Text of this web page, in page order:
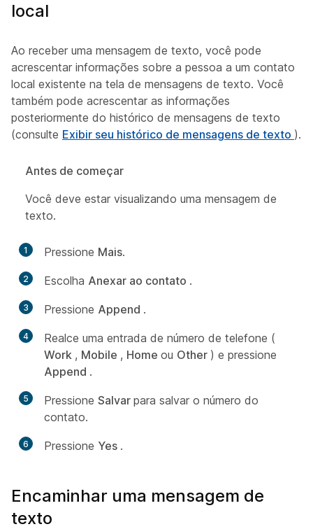
local
Ao receber uma mensagem de texto, você pode
acrescentar informações sobre a pessoa a um contato
local existente na tela de mensagens de texto. Você
também pode acrescentar as informações
posteriormente do histórico de mensagens de texto
(consulte Exibir seu histórico de mensagens de texto ).
Antes de começar
Você deve estar visualizando uma mensagem de
texto.
1 Pressione Mais.
2 Escolha Anexar ao contato .
3 Pressione Append .
4
Realce uma entrada de número de telefone (
Work , Mobile , Home ou Other ) e pressione
Append .
5 Pressione Salvar para salvar o número do
contato.
6 Pressione Yes .
Encaminhar uma mensagem de
texto